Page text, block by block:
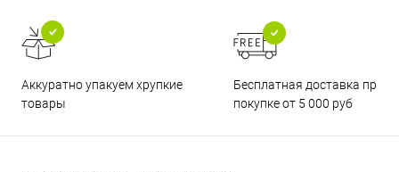
Аккуратно упакуем хрупкие
товары
Бесплатная доставка при
покупке от 5 000 руб